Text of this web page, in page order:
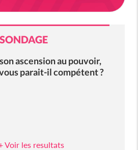
SONDAGE
ascension au pouvoir,
parait-il compétent ?
Voir les resultats